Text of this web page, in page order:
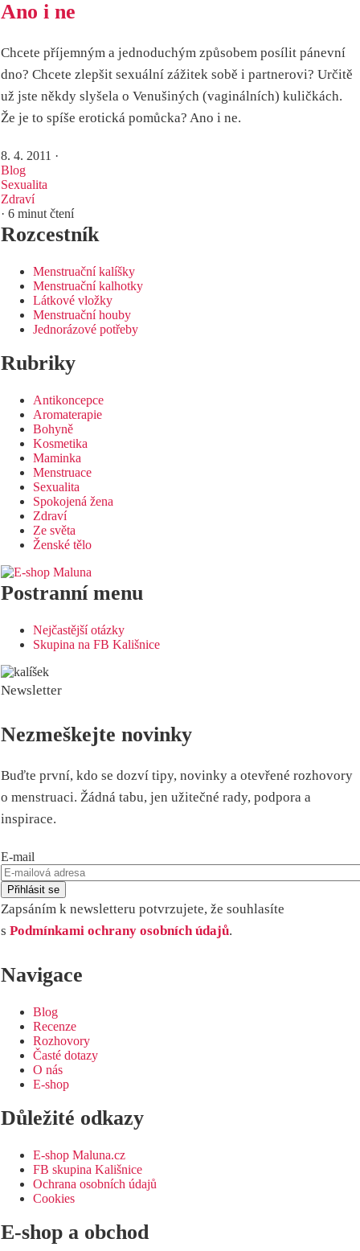
Ano i ne
Chcete příjemným a jednoduchým způsobem posílit pánevní
dno? Chcete zlepšit sexuální zážitek sobě i partnerovi? Určitě
už jste někdy slyšela o Venušiných (vaginálních) kuličkách.
Že je to spíše erotická pomůcka? Ano i ne.
8. 4. 2011 ·
Blog
Sexualita
Zdraví
· 6 minut čtení
Rozcestník
Menstruační kalíšky
Menstruační kalhotky
Látkové vložky
Menstruační houby
Jednorázové potřeby
Rubriky
Antikoncepce
Aromaterapie
Bohyně
Kosmetika
Maminka
Menstruace
Sexualita
Spokojená žena
Zdraví
Ze světa
Ženské tělo
Postranní menu
Nejčastější otázky
Skupina na FB Kališnice
Newsletter
Nezmeškejte novinky
Buďte první, kdo se dozví tipy, novinky a otevřené rozhovory
o menstruaci. Žádná tabu, jen užitečné rady, podpora a
inspirace.
E-mail
Zapsáním k newsletteru potvrzujete, že souhlasíte
s Podmínkami ochrany osobních údajů.
Navigace
Blog
Recenze
Rozhovory
Časté dotazy
O nás
E-shop
Důležité odkazy
E-shop Maluna.cz
FB skupina Kališnice
Ochrana osobních údajů
Cookies
E-shop a obchod